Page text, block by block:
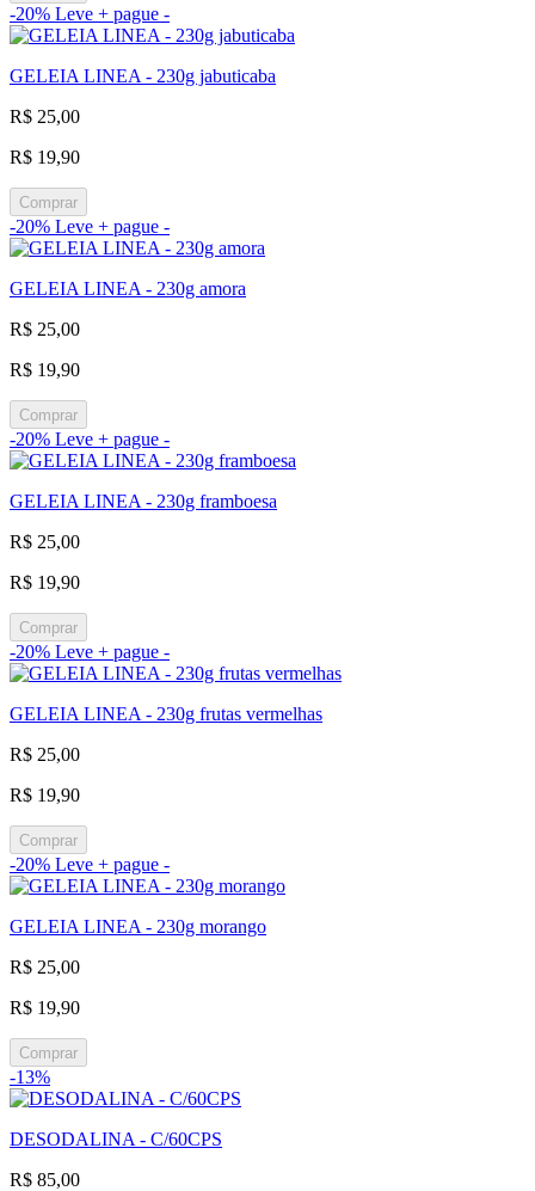
-20% Leve + pague -
GELEIA LINEA - 230g jabuticaba
R$ 25,00
R$ 19,90
Comprar
-20% Leve + pague -
GELEIA LINEA - 230g amora
R$ 25,00
R$ 19,90
Comprar
-20% Leve + pague -
GELEIA LINEA - 230g framboesa
R$ 25,00
R$ 19,90
Comprar
-20% Leve + pague -
GELEIA LINEA - 230g frutas vermelhas
R$ 25,00
R$ 19,90
Comprar
-20% Leve + pague -
GELEIA LINEA - 230g morango
R$ 25,00
R$ 19,90
Comprar
-13%
DESODALINA - C/60CPS
R$ 85,00